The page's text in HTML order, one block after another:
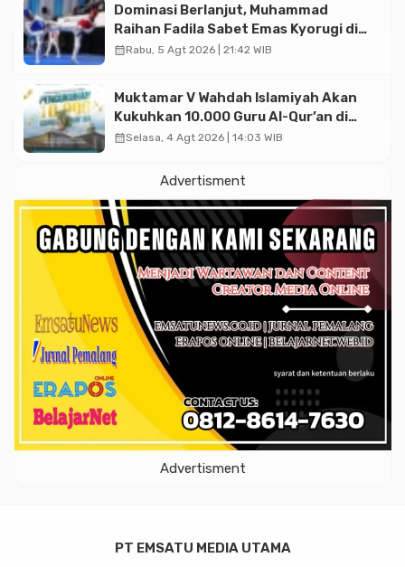
Dominasi Berlanjut, Muhammad
Raihan Fadila Sabet Emas Kyorugi di
Asian Taekwondo Indonesia Open
calendar_monthRabu, 5 Agt 2026 | 21:42 WIB
Muktamar V Wahdah Islamiyah Akan
Kukuhkan 10.000 Guru Al-Qur’an di
Masjid Istiqlal
calendar_monthSelasa, 4 Agt 2026 | 14:03 WIB
Advertisment
Advertisment
PT EMSATU MEDIA UTAMA